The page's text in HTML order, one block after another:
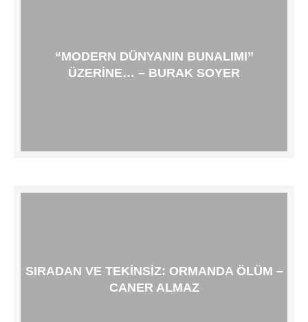
“MODERN DÜNYANIN BUNALIMI”
ÜZERINE… – BURAK SOYER
SIRADAN VE TEKINSIZ: ORMANDA ÖLÜM –
CANER ALMAZ